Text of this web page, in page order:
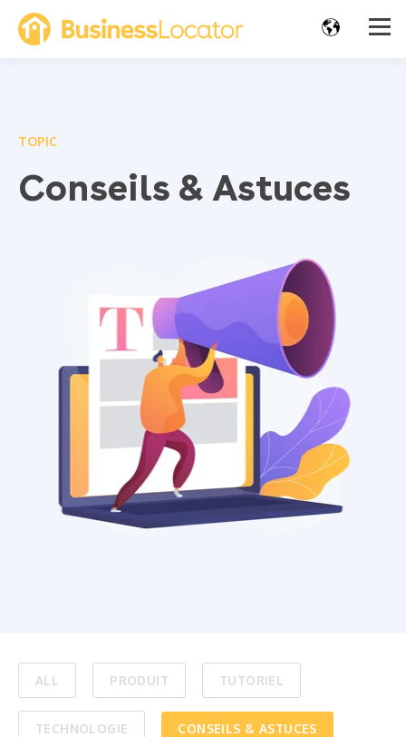
TOPIC
Conseils & Astuces
ALL PRODUIT TUTORIEL
TECHNOLOGIE CONSEILS & ASTUCES